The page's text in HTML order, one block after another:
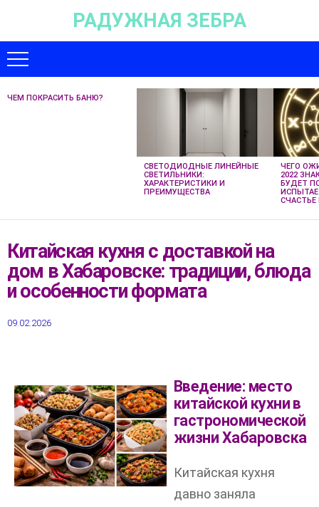
РАДУЖНАЯ ЗЕБРА
НЕ
ЧЕМ ПОКРАСИТЬ БАНЮ?
СВЕТОДИОДНЫЕ ЛИНЕЙНЫЕ
СВЕТИЛЬНИКИ:
ХАРАКТЕРИСТИКИ И
ПРЕИМУЩЕСТВА
ЧЕГО
2022
БУДЕТ
СЧАСТЬЕ
Китайская кухня с доставкой на
дом в Хабаровске: традиции, блюда
и особенности формата
09.02.2026
Введение: место
китайской кухни в
гастрономической
жизни Хабаровска
Китайская кухня
давно заняла
Для любых предложений по сайту: